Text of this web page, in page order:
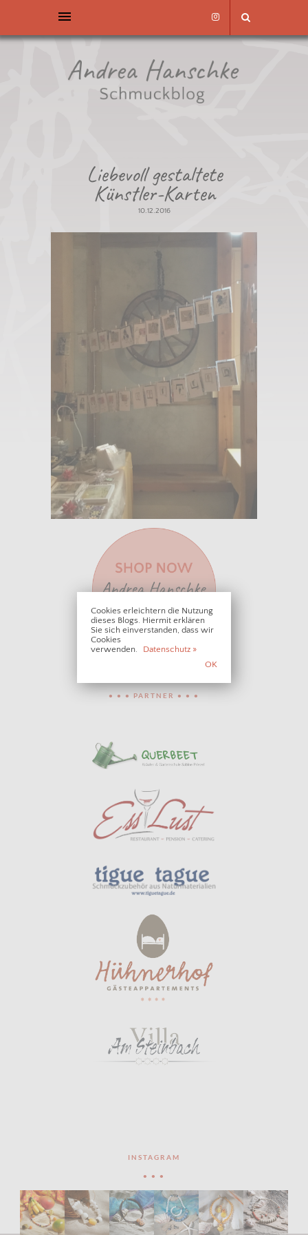
Liebevoll gestaltete
Künstler-Karten
10.12.2016
• • • PARTNER • • •
INSTAGRAM
• • •
Cookies erleichtern die Nutzung
dieses Blogs. Hiermit erklären
Sie sich einverstanden, dass wir
Cookies
verwenden.
Datenschutz »
OK